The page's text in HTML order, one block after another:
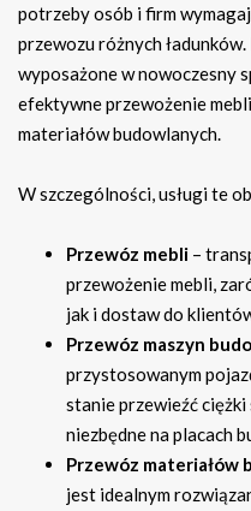
potrzeby osób i firm
przewozu różnych
wyposażone w nowoczesny
efektywne przewożenie
materiałów budowlanych.
W szczególności, usługi te
Przewóz mebli –
przewożenie mebli,
jak i dostaw do
Przewóz maszyn
przystosowanym
stanie przewieźć
niezbędne na placach
Przewóz materiałów
jest idealnym